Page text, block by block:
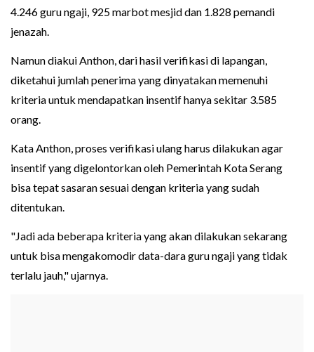
4.246 guru ngaji, 925 marbot mesjid dan 1.828 pemandi
jenazah.
Namun diakui Anthon, dari hasil verifikasi di lapangan,
diketahui jumlah penerima yang dinyatakan memenuhi
kriteria untuk mendapatkan insentif hanya sekitar 3.585
orang.
Kata Anthon, proses verifikasi ulang harus dilakukan agar
insentif yang digelontorkan oleh Pemerintah Kota Serang
bisa tepat sasaran sesuai dengan kriteria yang sudah
ditentukan.
"Jadi ada beberapa kriteria yang akan dilakukan sekarang
untuk bisa mengakomodir data-dara guru ngaji yang tidak
terlalu jauh," ujarnya.